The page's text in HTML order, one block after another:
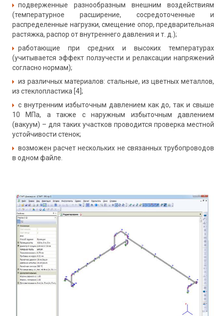
подверженные разнообразным внешним воздействиям
(температурное расширение, сосредоточенные и
распределенные нагрузки, смещение опор, предварительная
растяжка, распор от внутреннего давления и т. д.);
работающие при средних и высоких температурах
(учитывается эффект ползучести и релаксации напряжений
согласно нормам);
из различных материалов: стальные, из цветных металлов,
из стеклопластика [4];
с внутренним избыточным давлением как до, так и свыше
10 МПа, а также с наружным избыточным давлением
(вакуум) – для таких участков проводится проверка местной
устойчивости стенок;
возможен расчет нескольких не связанных трубопроводов
в одном файле.